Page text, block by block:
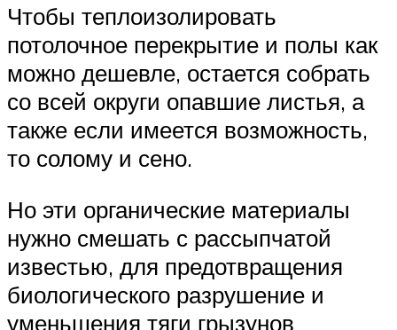
Чтобы теплоизолировать
потолочное перекрытие и полы как
можно дешевле, остается собрать
со всей округи опавшие листья, а
также если имеется возможность,
то солому и сено.
Но эти органические материалы
нужно смешать с рассыпчатой
известью, для предотвращения
биологического разрушение и
уменьшения тяги грызунов